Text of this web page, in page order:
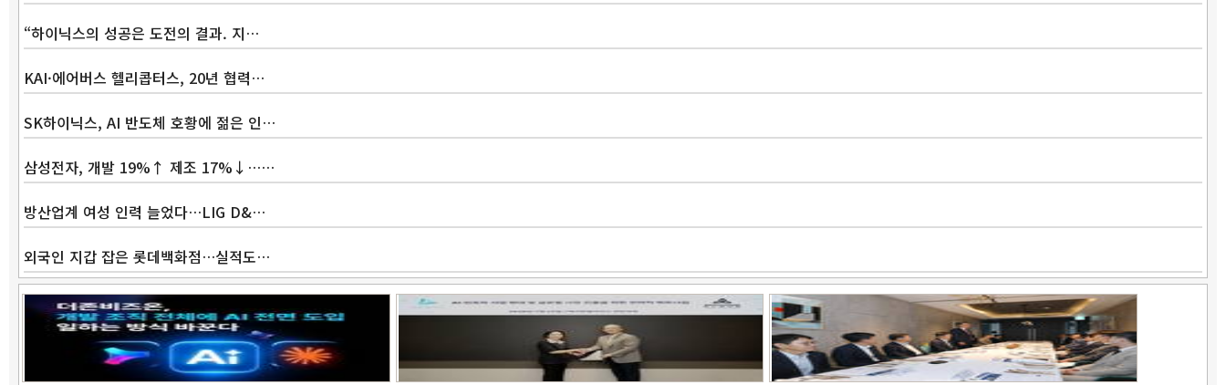
“하이닉스의 성공은 도전의 결과. 지…
KAI·에어버스 헬리콥터스, 20년 협력…
SK하이닉스, AI 반도체 호황에 젊은 인…
삼성전자, 개발 19%↑ 제조 17%↓……
방산업계 여성 인력 늘었다…LIG D&…
외국인 지갑 잡은 롯데백화점…실적도…